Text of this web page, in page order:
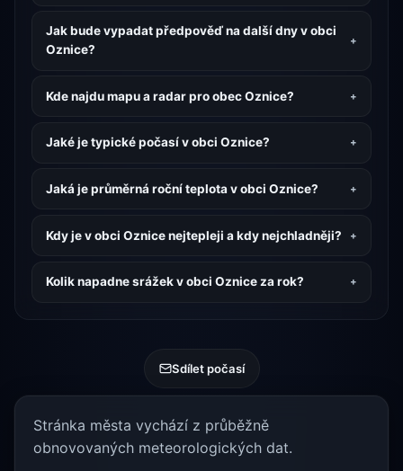
Jak bude vypadat předpověď na další dny v obci
Oznice?
Kde najdu mapu a radar pro obec Oznice?
Jaké je typické počasí v obci Oznice?
Jaká je průměrná roční teplota v obci Oznice?
Kdy je v obci Oznice nejtepleji a kdy nejchladněji?
Kolik napadne srážek v obci Oznice za rok?
Sdílet počasí
Stránka města vychází z průběžně
obnovovaných meteorologických dat.